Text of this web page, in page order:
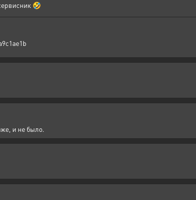
🤣
и не было.